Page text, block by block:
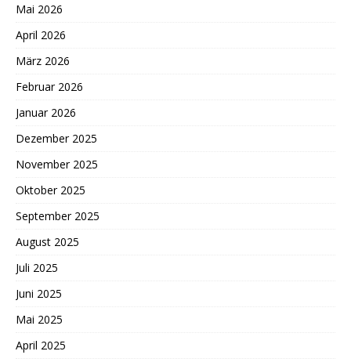
Mai 2026
April 2026
März 2026
Februar 2026
Januar 2026
Dezember 2025
November 2025
Oktober 2025
September 2025
August 2025
Juli 2025
Juni 2025
Mai 2025
April 2025